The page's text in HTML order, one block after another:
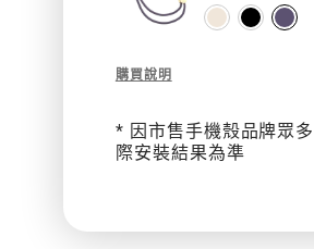
Description
8.3
mm
Strap
掛
購買說明
* 因市售手機殼品牌眾
際安裝結果為準